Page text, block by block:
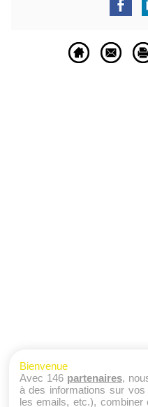
Bienvenue
Avec 146 partenaires,
à des informations sur
les emails, etc.), combiner